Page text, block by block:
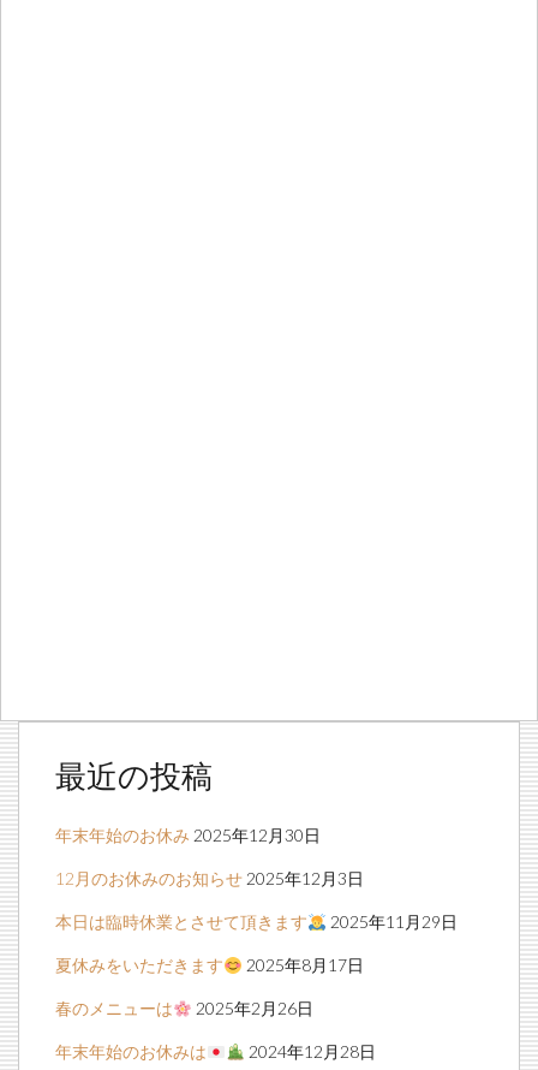
最近の投稿
年末年始のお休み 2025年12月30日
12月のお休みのお知らせ 2025年12月3日
本日は臨時休業とさせて頂きます 2025年11月29日
夏休みをいただきます 2025年8月17日
春のメニューは 2025年2月26日
年末年始のお休みは 2024年12月28日